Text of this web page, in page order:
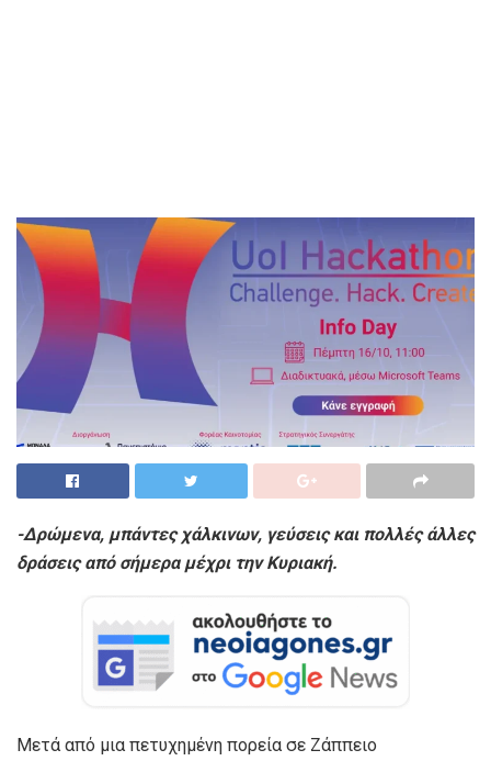
-Δρώμενα, μπάντες χάλκινων, γεύσεις και πολλές άλλες
δράσεις από σήμερα μέχρι την Κυριακή.
Μετά από μια πετυχημένη πορεία σε Ζάππειο